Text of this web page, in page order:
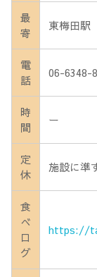
最
寄
東梅田駅
電
話
06-6348-
時
間
ー
定
休
施設に準
食
べ
ロ
グ
https://